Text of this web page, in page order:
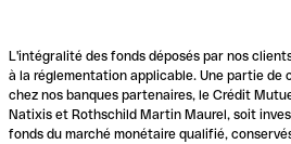
L'intégralité des fonds déposés par nos
à la réglementation applicable. Une partie de
chez nos banques partenaires, le Crédit
Natixis et Rothschild Martin Maurel, soit
fonds du marché monétaire qualifié,